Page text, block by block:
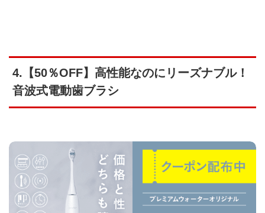
4.【50％OFF】高性能なのにリーズナブル！
音波式電動歯ブラシ